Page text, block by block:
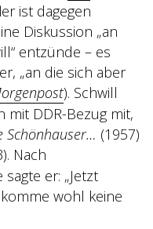
ist dagegen
Diskussion „an
entzünde – es
„an die sich aber
). Schwill
mit DDR-Bezug mit,
Schönhauser… (1957)
Nach
er: „Jetzt
wohl keine